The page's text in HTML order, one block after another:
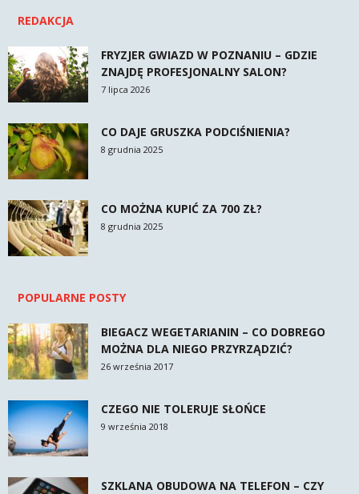
REDAKCJA
FRYZJER GWIAZD W POZNANIU – GDZIE
ZNAJDĘ PROFESJONALNY SALON?
7 lipca 2026
CO DAJE GRUSZKA PODCIŚNIENIA?
8 grudnia 2025
CO MOŻNA KUPIĆ ZA 700 ZŁ?
8 grudnia 2025
POPULARNE POSTY
BIEGACZ WEGETARIANIN – CO DOBREGO
MOŻNA DLA NIEGO PRZYRZĄDZIĆ?
26 września 2017
CZEGO NIE TOLERUJE SŁOŃCE
9 września 2018
SZKLANA OBUDOWA NA TELEFON – CZY